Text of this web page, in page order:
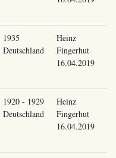
1935
Deutschland
Heinz
Fingerhut
16.04.2019
1920 - 1929
Deutschland
Heinz
Fingerhut
16.04.2019